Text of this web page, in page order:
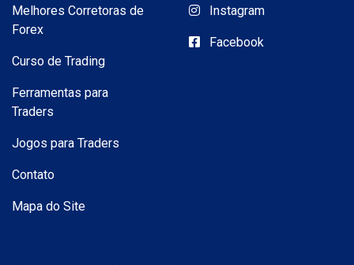
Melhores Corretoras de
Forex
Curso de Trading
Ferramentas para
Traders
Jogos para Traders
Contato
Mapa do Site
Instagram
Facebook